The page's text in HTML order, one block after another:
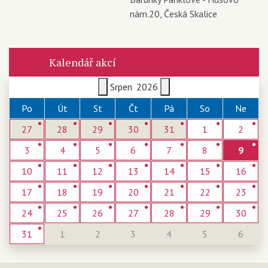
nám.20, Česká Skalice
Kalendář akcí
Srpen 2026
Po
Út St Čt Pá So
Ne
27
28 29 30 31 1
2
3
4 5 6 7 8
9
10
11 12 13 14 15
16
17
18 19 20 21 22
23
24
25 26 27 28 29
30
31
1 2 3 4 5 6